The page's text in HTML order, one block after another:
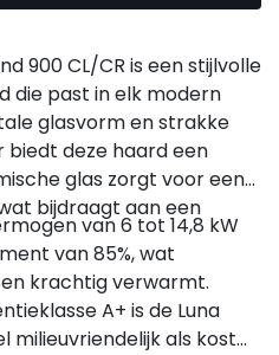
900 CL/CR is een stijlvolle
die past in elk modern
glasvorm en strakke
deze haard een
glas zorgt voor een
bijdraagt aan een
van 6 tot 14,8 kW
van 85%, wat
krachtig verwarmt.
A+ is de Luna
milieuvriendelijk als kost